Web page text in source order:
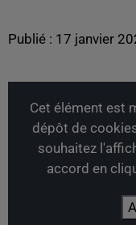
Publié : 17 janvier
Cet élément est
dépôt de
souhaitez
accord en